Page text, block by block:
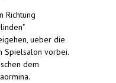
Richtung
ueber die
Spielsalon vorbei.
dem